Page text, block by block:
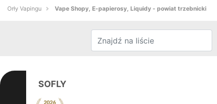
Orły Vapingu Vape Shopy, E-papierosy, Liquidy - powiat trzebnicki
SOFLY